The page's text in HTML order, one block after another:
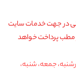
در جهت خدمات سایت
مطب پرداخت خواهد
جمعه، شنبه،